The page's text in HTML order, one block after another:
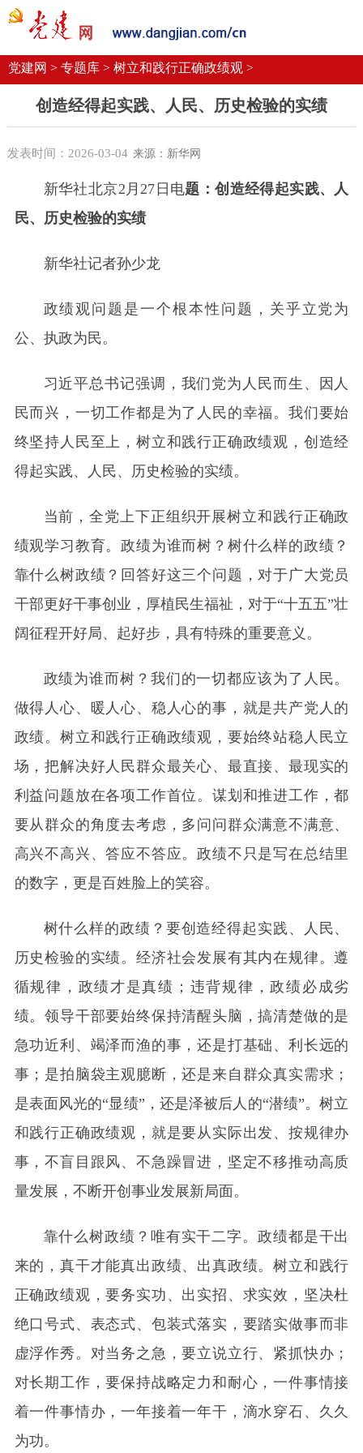
党建要闻
机关党建
校园党建 企业党建
党建网 > 专题库 > 树立和践行正确政绩观 >
创造经得起实践、人民、历史检验的实绩
发表时间：2026-03-04 来源：新华网
新华社北京2月27日电题：创造经得起实践、人
民、历史检验的实绩
新华社记者孙少龙
政绩观问题是一个根本性问题，关乎立党为
公、执政为民。
习近平总书记强调，我们党为人民而生、因人
民而兴，一切工作都是为了人民的幸福。我们要始
终坚持人民至上，树立和践行正确政绩观，创造经
得起实践、人民、历史检验的实绩。
当前，全党上下正组织开展树立和践行正确政
绩观学习教育。政绩为谁而树？树什么样的政绩？
靠什么树政绩？回答好这三个问题，对于广大党员
干部更好干事创业，厚植民生福祉，对于“十五五”壮
阔征程开好局、起好步，具有特殊的重要意义。
政绩为谁而树？我们的一切都应该为了人民。
做得人心、暖人心、稳人心的事，就是共产党人的
政绩。树立和践行正确政绩观，要始终站稳人民立
场，把解决好人民群众最关心、最直接、最现实的
利益问题放在各项工作首位。谋划和推进工作，都
要从群众的角度去考虑，多问问群众满意不满意、
高兴不高兴、答应不答应。政绩不只是写在总结里
的数字，更是百姓脸上的笑容。
树什么样的政绩？要创造经得起实践、人民、
历史检验的实绩。经济社会发展有其内在规律。遵
循规律，政绩才是真绩；违背规律，政绩必成劣
绩。领导干部要始终保持清醒头脑，搞清楚做的是
急功近利、竭泽而渔的事，还是打基础、利长远的
事；是拍脑袋主观臆断，还是来自群众真实需求；
是表面风光的“显绩”，还是泽被后人的“潜绩”。树立
和践行正确政绩观，就是要从实际出发、按规律办
事，不盲目跟风、不急躁冒进，坚定不移推动高质
量发展，不断开创事业发展新局面。
靠什么树政绩？唯有实干二字。政绩都是干出
来的，真干才能真出政绩、出真政绩。树立和践行
正确政绩观，要务实功、出实招、求实效，坚决杜
绝口号式、表态式、包装式落实，要踏实做事而非
虚浮作秀。对当务之急，要立说立行、紧抓快办；
对长期工作，要保持战略定力和耐心，一件事情接
着一件事情办，一年接着一年干，滴水穿石、久久
为功。